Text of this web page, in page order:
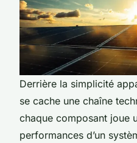
Derrière la simplicité
se cache une chaîne
chaque composant joue
performances d’un